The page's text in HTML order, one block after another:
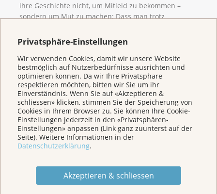
Privatsphäre-Einstellungen
Wir verwenden Cookies, damit wir unsere Website
bestmöglich auf Nutzerbedürfnisse ausrichten und
optimieren können. Da wir Ihre Privatsphäre
respektieren möchten, bitten wir Sie um ihr
Einverständnis. Wenn Sie auf «Akzeptieren &
schliessen» klicken, stimmen Sie der Speicherung von
Cookies in Ihrem Browser zu. Sie können Ihre Cookie-
Einstellungen jederzeit in den «Privatsphären-
Einstellungen» anpassen (Link ganz zuunterst auf der
Seite). Weitere Informationen in der
Datenschutzerklärung.
Akzeptieren & schliessen
ihre Geschichte nicht, um Mitleid zu bekommen –
sondern um Mut zu machen: Dass man trotz
behält, auch wenn es anders wird. Claudia möchte
zeigen: Man kann immer wieder aufstehen.